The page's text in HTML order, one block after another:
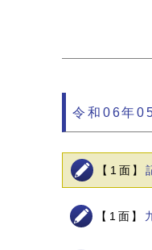
令和06年
【1面】
【1面】